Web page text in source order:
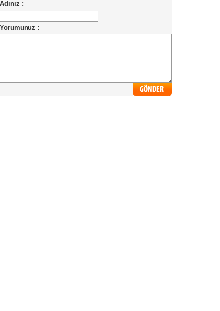
Adınız :
Yorumunuz :